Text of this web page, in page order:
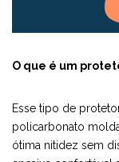
O que é um
Esse tipo de
policarbonato
ótima nitidez sem